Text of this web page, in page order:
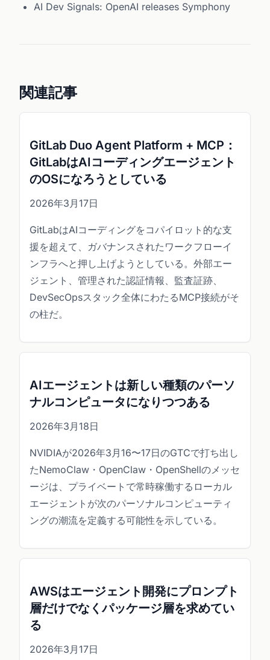
AI Dev Signals: OpenAI releases Symphony
関連記事
GitLab Duo Agent Platform + MCP：
GitLabはAIコーディングエージェント
のOSになろうとしている
2026年3月17日
GitLabはAIコーディングをコパイロット的な支
援を超えて、ガバナンスされたワークフローイ
ンフラへと押し上げようとしている。外部エー
ジェント、管理された認証情報、監査証跡、
DevSecOpsスタック全体にわたるMCP接続がそ
の柱だ。
AIエージェントは新しい種類のパーソ
ナルコンピュータになりつつある
2026年3月18日
NVIDIAが2026年3月16〜17日のGTCで打ち出し
たNemoClaw・OpenClaw・OpenShellのメッセ
ージは、プライベートで常時稼働するローカル
エージェントが次のパーソナルコンピューティ
ングの潮流を定義する可能性を示している。
AWSはエージェント開発にプロンプト
層だけでなくパッケージ層を求めてい
る
2026年3月17日